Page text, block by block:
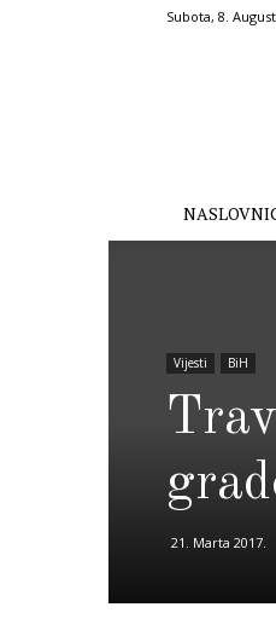
Subota, 8.
Vijesti BiH
21. Marta 2017.